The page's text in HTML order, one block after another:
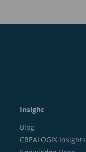
Insight
Blog
CREALOGIX Insights